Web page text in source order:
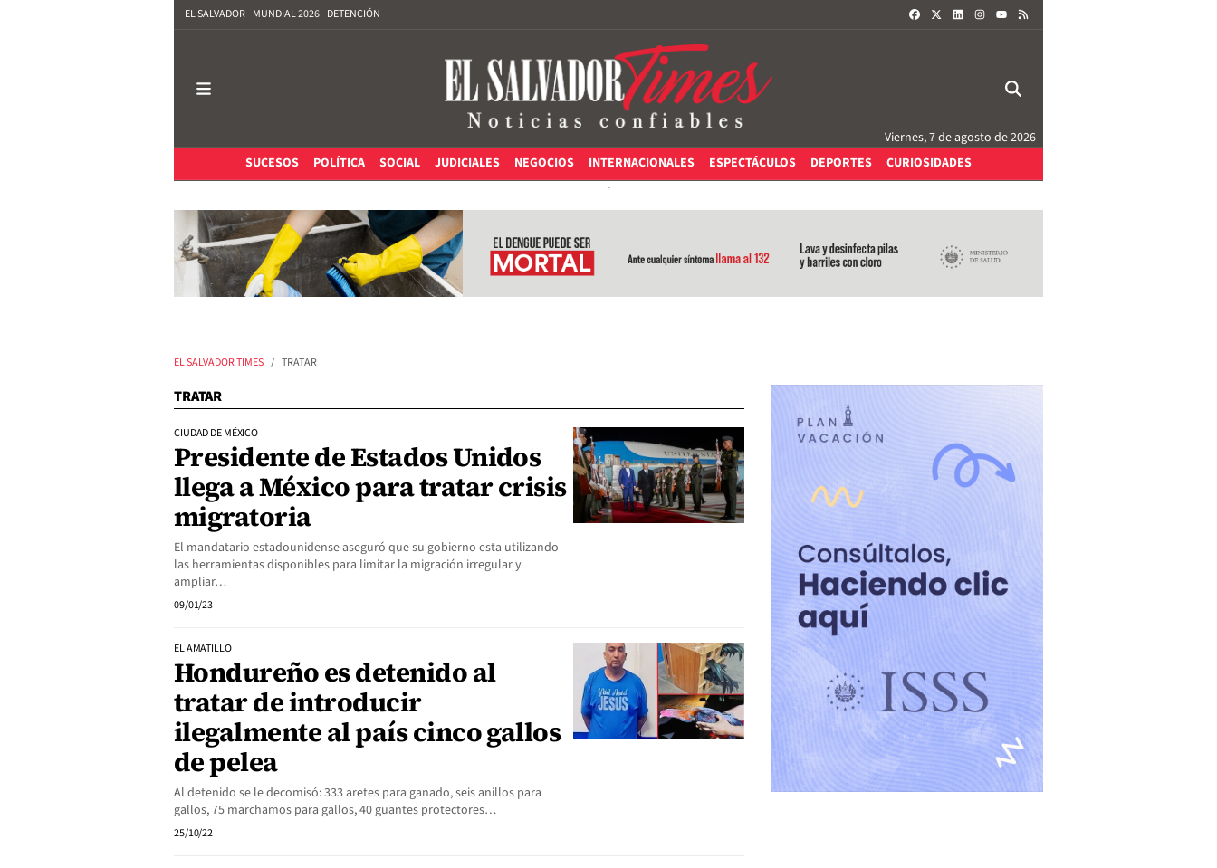
EL SALVADOR MUNDIAL 2026 DETENCIÓN FACEBOOKLINKEDININSTAGRAM
Viernes, 7 de agosto de 2026
SUCESOS
POLÍTICA SOCIAL JUDICIALES NEGOCIOS INTERNACIONALES ESPECTÁCULOS DEPORTES CURIOSIDADES
EL SALVADOR TIMES TRATAR
TRATAR
CIUDAD DE MÉXICO
Presidente de Estados Unidos
llega a México para tratar crisis
migratoria
El mandatario estadounidense aseguró que su gobierno esta utilizando
las herramientas disponibles para limitar la migración irregular y
ampliar…
09/01/23
EL AMATILLO
Hondureño es detenido al
tratar de introducir
ilegalmente al país cinco gallos
de pelea
Al detenido se le decomisó: 333 aretes para ganado, seis anillos para
gallos, 75 marchamos para gallos, 40 guantes protectores…
25/10/22